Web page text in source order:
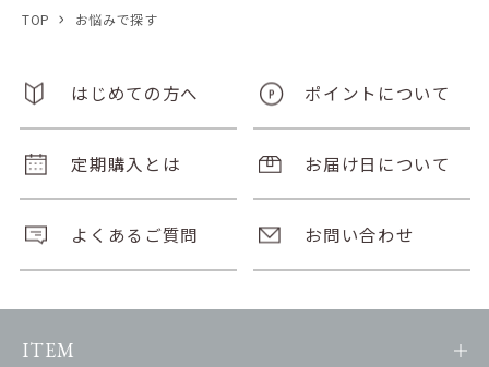
TOP お悩みで探す
はじめての方へ ポイントについて
定期購入とは お届け日について
よくあるご質問 お問い合わせ
ITEM